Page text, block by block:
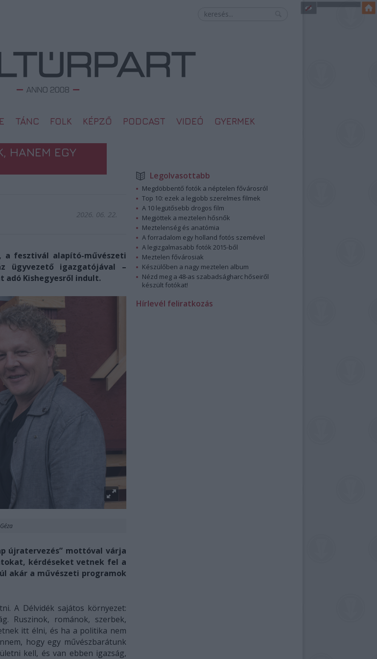
TÁNC FOLK KÉPZŐ PODCAST VIDEÓ GYERMEK
HANEM EGY
2026. 06. 22.
a fesztivál alapító-művészeti
ügyvezető igazgatójával –
adó Kishegyesről indult.
újratervezés” mottóval várja
kérdéseket vetnek fel a
akár a művészeti programok
A Délvidék sajátos környezet:
Ruszinok, románok, szerbek,
itt élni, és ha a politika nem
hogy egy művészbarátunk
kell, és van ebben igazság,
Legolvasottabb
Megdöbbentő fotók a néptelen fővárosról
Top 10: ezek a legjobb szerelmes filmek
A 10 legütősebb drogos film
Megjöttek a meztelen hősnők
Meztelenség és anatómia
A forradalom egy holland fotós szemével
A legizgalmasabb fotók 2015-ből
Meztelen fővárosiak
Készülőben a nagy meztelen album
Nézd meg a 48-as szabadságharc hőseiről
készült fotókat!
Hírlevél feliratkozás